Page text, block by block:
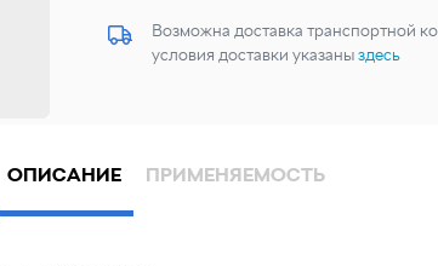
Возможна доставка транспортной
условия доставки указаныздесь
ОПИСАНИЕ ПРИМЕНЯЕМОСТЬ